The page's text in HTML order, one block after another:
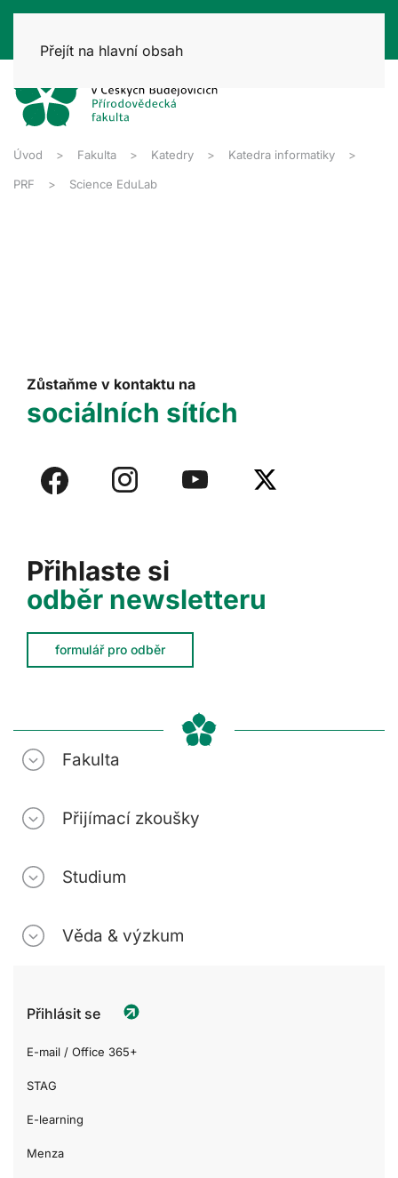
Přejít na hlavní obsah
Úvod Fakulta Katedry Katedra informatiky
PRF Science EduLab
Přihlaste si
odběr newsletteru
formulář pro odběr
Zůstaňme v kontaktu na
sociálních sítích
Fakulta
Přijímací zkoušky
Studium
Věda & výzkum
Přihlásit se
E-mail / Office 365+
STAG
E-learning
Menza